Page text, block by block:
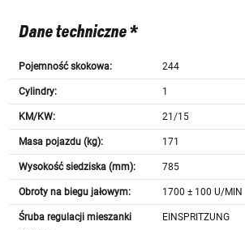
Dane techniczne *
Pojemność skokowa: 244
Cylindry: 1
KM/KW: 21/15
Masa pojazdu (kg): 171
Wysokość siedziska (mm): 785
Obroty na biegu jałowym: 1700 ± 100 U/MIN
Śruba regulacji mieszanki
EINSPRITZUNG